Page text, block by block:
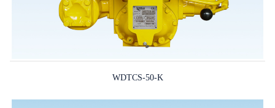
WDTCS-50-K